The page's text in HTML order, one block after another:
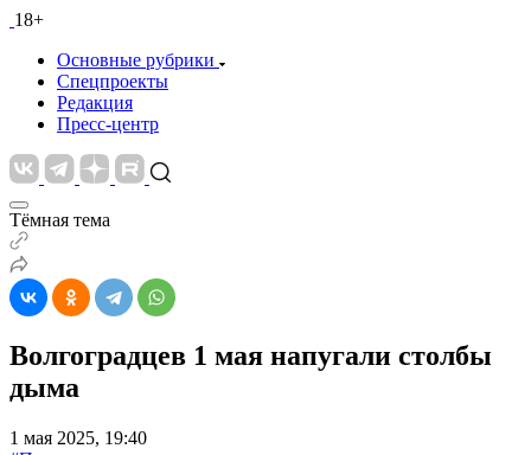
18+
Основные рубрики
Спецпроекты
Редакция
Пресс-центр
Тёмная тема
Волгоградцев 1 мая напугали столбы
дыма
1 мая 2025, 19:40